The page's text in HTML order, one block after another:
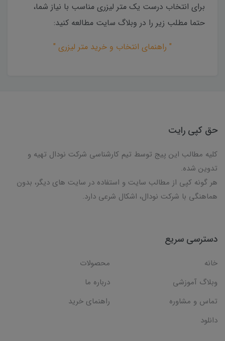
برای انتخاب درست یک متر لیزری مناسب با نیاز شما،
حتما مطلب زیر را در وبلاگ سایت مطالعه کنید:
" راهنمای انتخاب و خرید متر لیزری "
حق کپی رایت
کلیه مطالب این پیج توسط تیم کارشناسی شرکت نودال تهیه و
تدوین شده.
هر گونه کپی از مطالب سایت و استفاده در سایت های دیگر، بدون
هماهنگی با شرکت نودال، اشکال شرعی دارد.
دسترسی سریع
خانه
محصولات
وبلاگ آموزشی
درباره ما
تماس و مشاوره
راهنمای خرید
دانلود